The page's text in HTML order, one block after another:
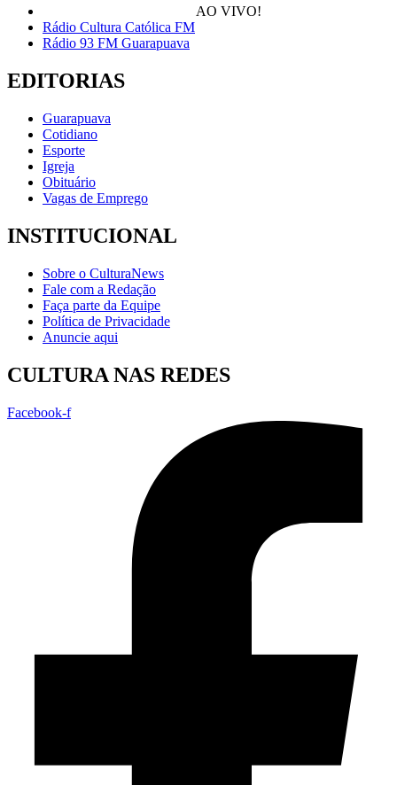
AO VIVO!
Rádio Cultura Católica FM
Rádio 93 FM Guarapuava
EDITORIAS
Guarapuava
Cotidiano
Esporte
Igreja
Obituário
Vagas de Emprego
INSTITUCIONAL
Sobre o CulturaNews
Fale com a Redação
Faça parte da Equipe
Política de Privacidade
Anuncie aqui
CULTURA NAS REDES
Facebook-f